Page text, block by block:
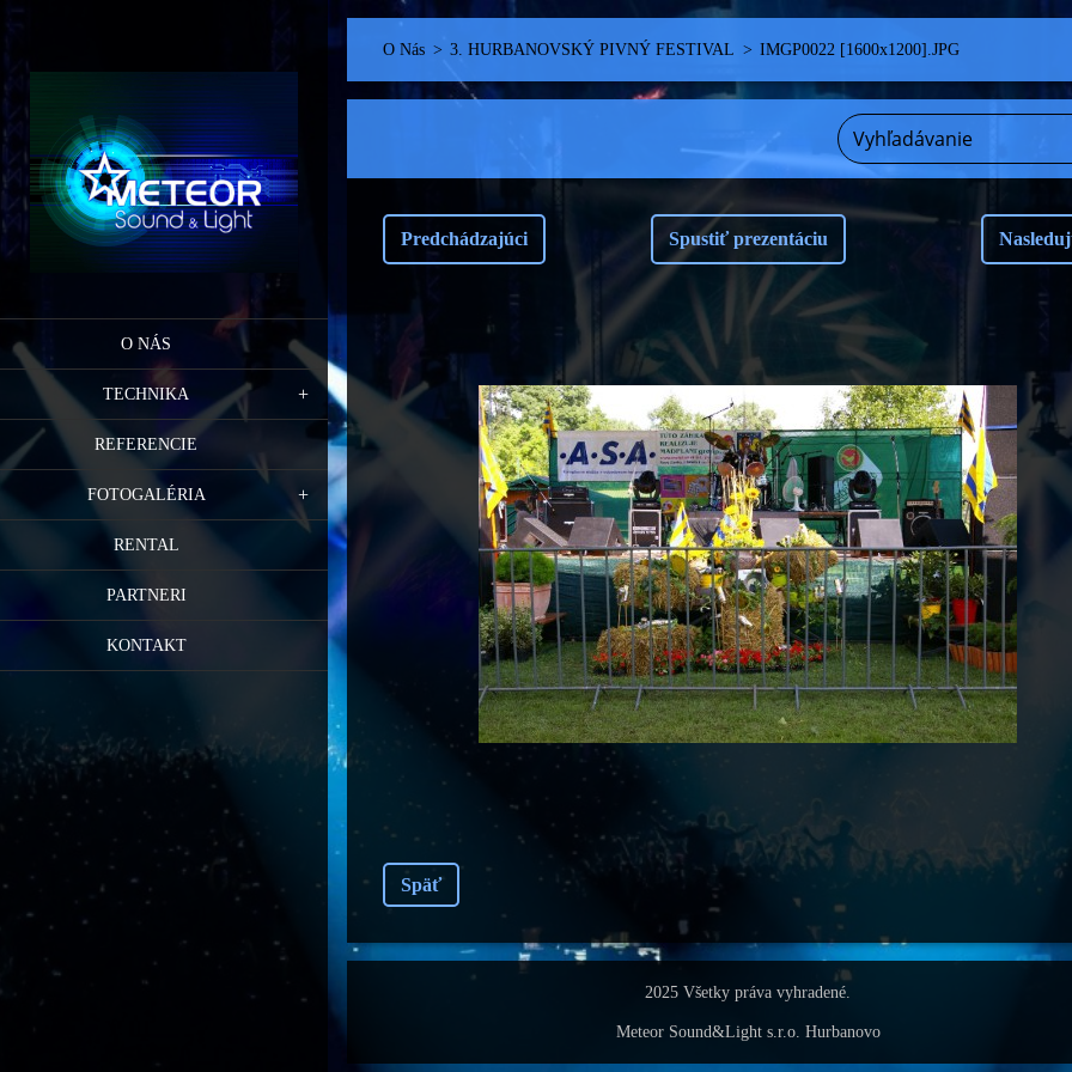
O NÁS
TECHNIKA
REFERENCIE
FOTOGALÉRIA
RENTAL
PARTNERI
KONTAKT
O Nás > 3. HURBANOVSKÝ PIVNÝ FESTIVAL > IMGP0022 [1600x1200].JPG
Predchádzajúci Spustiť prezentáciu
Späť
2025 Všetky práva vyhradené.
Meteor Sound&Light s.r.o. Hurbanovo